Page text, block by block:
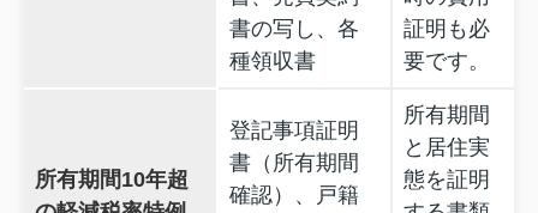
書の写し、各
種領収書
証明も必
要です。
所有期間10年超
登記事項証明
書（所有期間
確認）、戸籍
所有期間
と居住実
態を証明